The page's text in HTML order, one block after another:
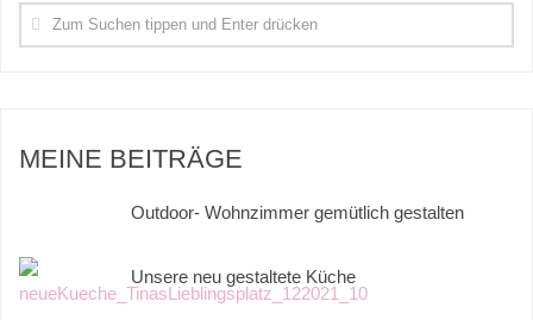
MEINE BEITRÄGE
Outdoor- Wohnzimmer gemütlich gestalten
Unsere neu gestaltete Küche